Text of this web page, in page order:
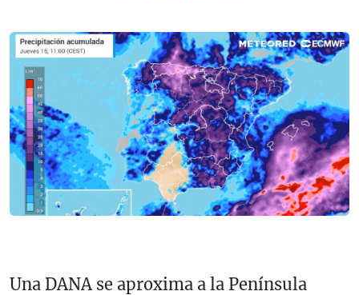
Una DANA se aproxima a la Península